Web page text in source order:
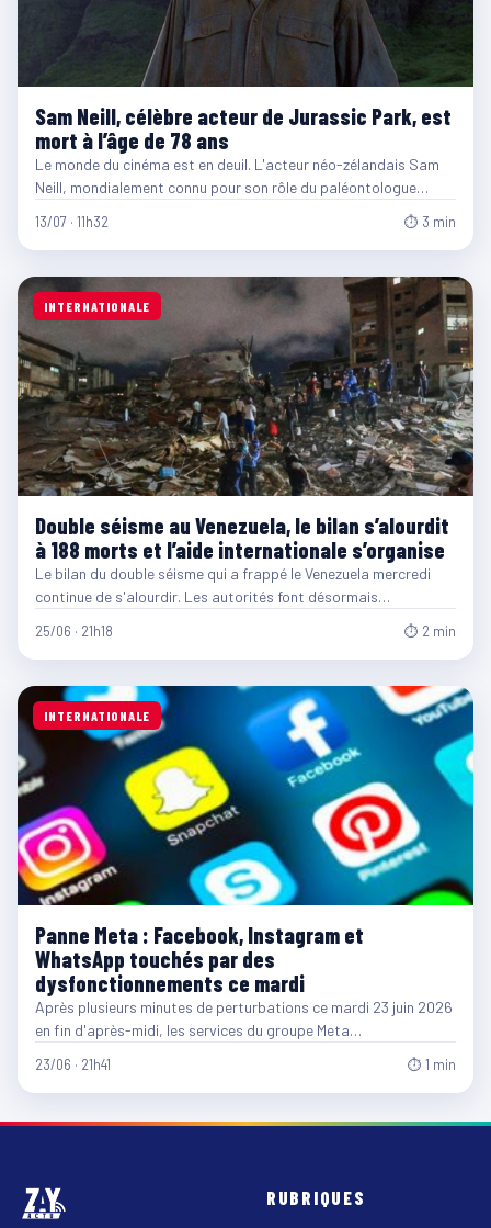
Sam Neill, célèbre acteur de Jurassic Park, est
mort à l’âge de 78 ans
Le monde du cinéma est en deuil. L'acteur néo-zélandais Sam
Neill, mondialement connu pour son rôle du paléontologue…
13/07 · 11h32 ⏱ 3 min
INTERNATIONALE
Double séisme au Venezuela, le bilan s’alourdit
à 188 morts et l’aide internationale s’organise
Le bilan du double séisme qui a frappé le Venezuela mercredi
continue de s'alourdir. Les autorités font désormais…
25/06 · 21h18 ⏱ 2 min
INTERNATIONALE
Panne Meta : Facebook, Instagram et
WhatsApp touchés par des
dysfonctionnements ce mardi
Après plusieurs minutes de perturbations ce mardi 23 juin 2026
en fin d'après-midi, les services du groupe Meta…
23/06 · 21h41 ⏱ 1 min
RUBRIQUES